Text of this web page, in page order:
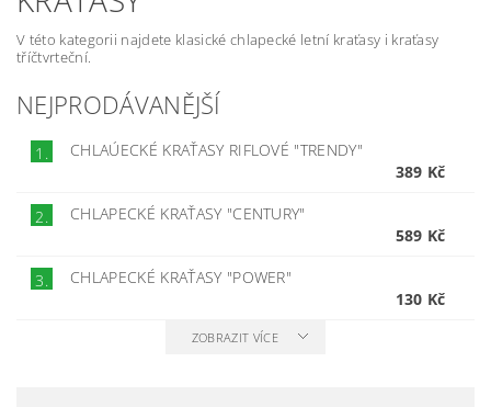
V této kategorii najdete klasické chlapecké letní kraťasy i kraťasy
tříčtvrteční.
NEJPRODÁVANĚJŠÍ
1.
CHLAÚECKÉ KRAŤASY RIFLOVÉ "TRENDY"
389 Kč
2.
CHLAPECKÉ KRAŤASY "CENTURY"
589 Kč
3.
CHLAPECKÉ KRAŤASY "POWER"
130 Kč
ZOBRAZIT VÍCE